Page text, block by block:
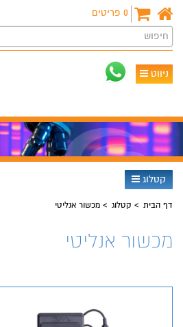
0 פריטים
חיפוש
ניווט
קטלוג
דף הבית קטלוג מכשור אנליטי
מכשור אנליטי